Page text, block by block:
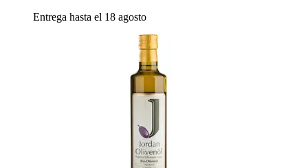
Entrega hasta el 18 agosto